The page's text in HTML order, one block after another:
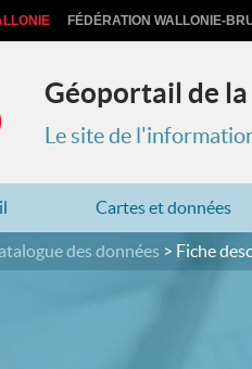
FÉDÉRATION WALLONIE-
Géoportail de
Le site de
Cartes et données
des données Fiche